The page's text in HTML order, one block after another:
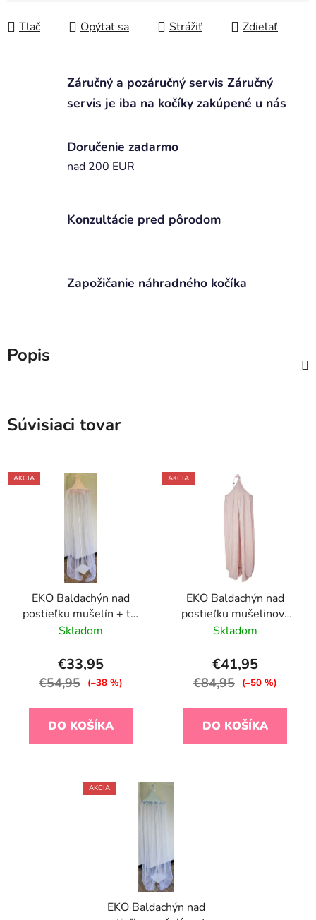
Tlač Opýtať sa Strážiť Zdieľať
Záručný a pozáručný servis Záručný
servis je iba na kočíky zakúpené u nás
Doručenie zadarmo
nad 200 EUR
Konzultácie pred pôrodom
Zapožičanie náhradného kočíka
Popis
Súvisiaci tovar
AKCIA
EKO Baldachýn nad
postieľku mušelín + tyl
Powder Rose 240x300
Skladom
€33,95
€54,95 (–38 %)
DO KOŠÍKA
AKCIA
EKO Baldachýn nad
postieľku mušelinový
Rose Pink 240x300 cm
Skladom
€41,95
€84,95 (–50 %)
DO KOŠÍKA
AKCIA
EKO Baldachýn nad